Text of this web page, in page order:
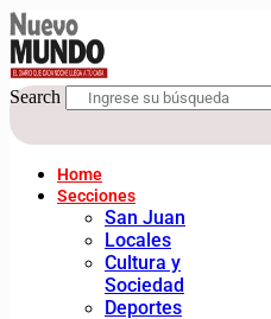
Search
Home
Secciones
San Juan
Locales
Cultura y
Sociedad
Deportes